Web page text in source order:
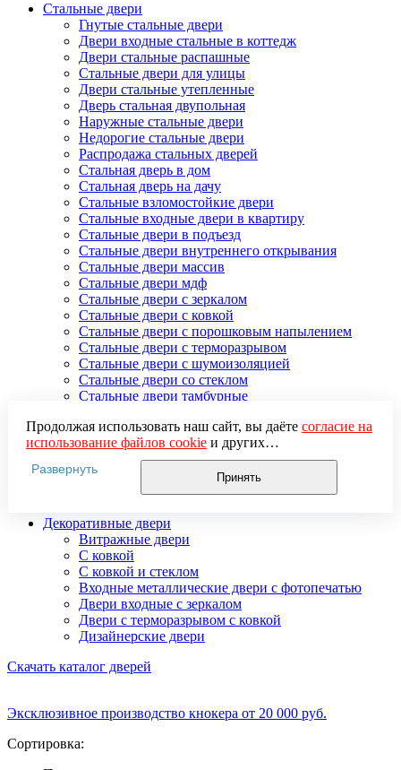
Стальные двери
Гнутые стальные двери
Двери входные стальные в коттедж
Двери стальные распашные
Стальные двери для улицы
Двери стальные утепленные
Дверь стальная двупольная
Наружные стальные двери
Недорогие стальные двери
Распродажа стальных дверей
Стальная дверь в дом
Стальная дверь на дачу
Стальные взломостойкие двери
Стальные входные двери в квартиру
Стальные двери в подъезд
Стальные двери внутреннего открывания
Стальные двери массив
Стальные двери мдф
Стальные двери с зеркалом
Стальные двери с ковкой
Стальные двери с порошковым напылением
Стальные двери с терморазрывом
Стальные двери с шумоизоляцией
Стальные двери со стеклом
Стальные двери тамбурные
Усиленные стальные двери
Элитные стальные входные двери
Стальные двери 2 мм
Стальные двери 3 мм
Стальные двери 4 мм
Декоративные двери
Витражные двери
С ковкой
С ковкой и стеклом
Входные металлические двери с фотопечатью
Двери входные с зеркалом
Двери с терморазрывом с ковкой
Дизайнерские двери
Скачать каталог дверей
Эксклюзивное производство кнокера от 20 000 руб.
Сортировка:
Продолжая использовать наш сайт, вы даёте согласие на
использование файлов cookieи других
пользовательских данных (включая IP-адрес, сведения о
местоположении, устройстве, действиях на сайте и т. п.)
для функционирования сайта, проведения
использования систем аналитики (например,
Яндекс.Метрика), в соответствии с нашей
обработки персональных данных.
Если вы не хотите, чтобы ваши данные обрабатывались,
настройте ограничения в браузере или покиньте сайт.
Развернуть
Принять